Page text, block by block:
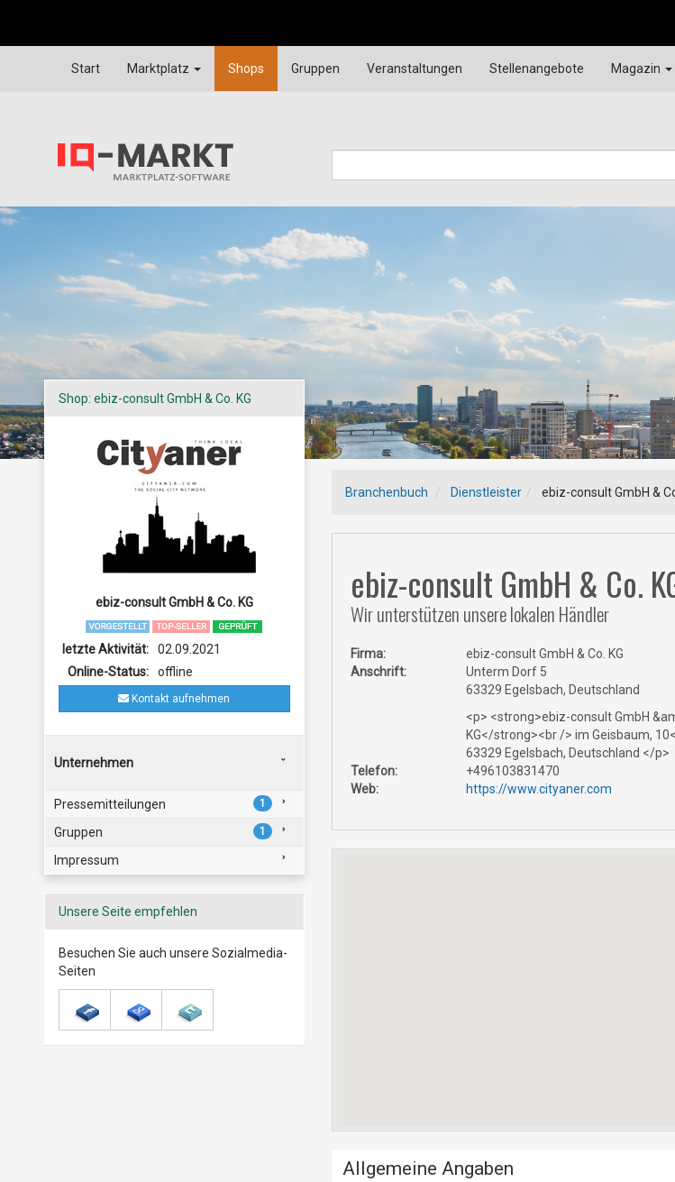
Start Marktplatz Shops Gruppen Veranstaltungen Stellenangebote Magazin
Branchenbuch Dienstleister ebiz-consult GmbH &
ebiz-consult GmbH & Co.
Wir unterstützen unsere lokalen Händler
Firma:
ebiz-consult GmbH & Co. KG
Anschrift:
Unterm Dorf 5
63329 Egelsbach, Deutschland
<p> <strong>ebiz-consult GmbH
KG</strong><br /> im Geisbaum,
63329 Egelsbach, Deutschland </p>
Telefon:
+496103831470
Web:
https://www.cityaner.com
Allgemeine Angaben
Shop: ebiz-consult GmbH & Co. KG
ebiz-consult GmbH & Co. KG
letzte Aktivität:
02.09.2021
Online-Status:
offline
Kontakt aufnehmen
Unternehmen
Pressemitteilungen 1
Gruppen 1
Impressum
Unsere Seite empfehlen
Besuchen Sie auch unsere Sozialmedia-
Seiten